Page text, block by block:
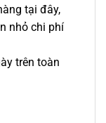
tại đây,
nhỏ chi phí
trên toàn